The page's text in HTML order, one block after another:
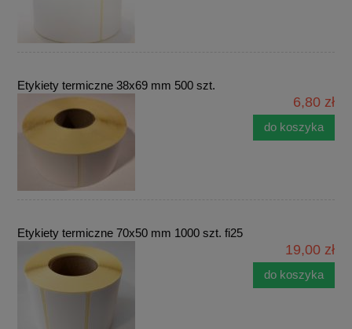
Etykiety termiczne 38x69 mm 500 szt.
6,80 zł
do koszyka
Etykiety termiczne 70x50 mm 1000 szt. fi25
19,00 zł
do koszyka